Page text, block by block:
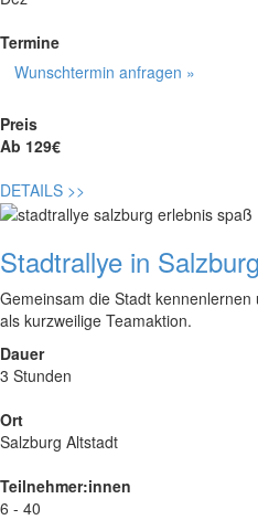
Termine
Wunschtermin anfragen »
Preis
Ab 129€
DETAILS >>
Stadtrallye in Salzburg
Gemeinsam die Stadt
als kurzweilige Teamaktion.
Dauer
3 Stunden
Ort
Salzburg Altstadt
Teilnehmer:innen
6 - 40